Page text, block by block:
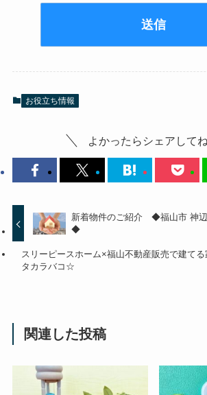
お役立ち情報
よかったらシェアしてね
新着物件のご紹介 ◆福山市 神
◆
スリーピースホーム×福山不動産販売で建て
タカラバコ☆
関連した投稿